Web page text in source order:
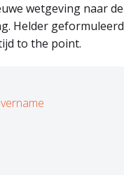
wetgeving naar
Helder
to the point.